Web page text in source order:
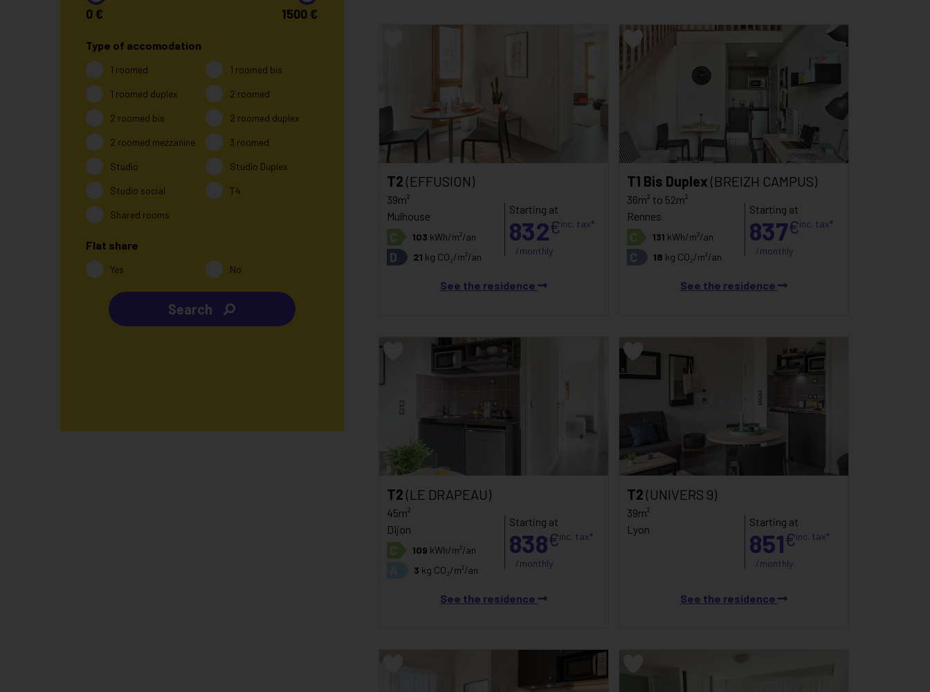
0€ 1500€
Type of accomodation
1 roomed 1 roomed bis
1 roomed duplex 2 roomed
2 roomed bis 2 roomed duplex
2 roomed mezzanine 3 roomed
Studio Studio Duplex
Studio social T4
Shared rooms
Flat share
Yes No
Search
T2 (EFFUSION)
39m²
Mulhouse
C 103 kWh/m²/an
D 21 kg CO₂/m²/an
Starting at
832€inc. tax*
/monthly
See the residence
T1 Bis Duplex (BREIZH CAMPUS)
36m² to 52m²
Rennes
C 131 kWh/m²/an
C 18 kg CO₂/m²/an
Starting at
837€inc. tax*
/monthly
See the residence
T2 (LE DRAPEAU)
45m²
Dijon
C 109 kWh/m²/an
3 kg CO₂/m²/an
Starting at
838€inc. tax*
/monthly
See the residence
T2 (UNIVERS 9)
39m²
Lyon
Starting at
851€inc. tax*
/monthly
See the residence